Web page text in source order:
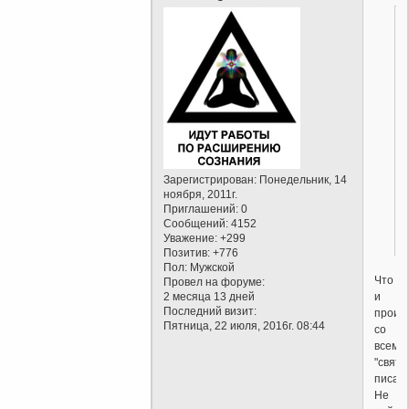
Зарегистрирован: Понедельник, 14
ноября, 2011г.
Приглашений: 0
Сообщений: 4152
Уважение: +299
Позитив: +776
Пол: Мужской
Провел на форуме:
2 месяца 13 дней
Последний визит:
Пятница, 22 июля, 2016г. 08:44
Что
и
со
всеми
Не